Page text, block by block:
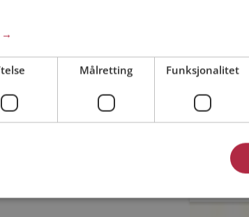
sted. På Møteplassen kan du bli
single i Karlsøy
→
Målretting Funksjonalitet